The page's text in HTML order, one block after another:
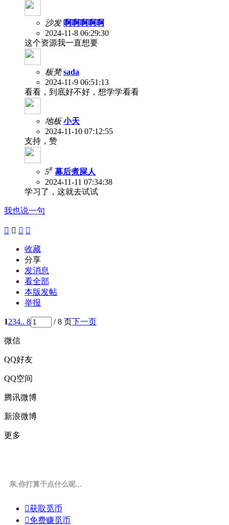
沙发 啊啊啊啊啊
2024-11-8 06:29:30
这个资源我一直想要
板凳 sada
2024-11-9 06:51:13
看看，到底好不好，想学学看看
地板 小天
2024-11-10 07:12:55
支持，赞
5# 幕后煮屎人
2024-11-11 07:34:38
学习了，这就去试试
我也说一句
   
收藏
分享
发消息
看全部
本版发帖
举报
1234.. 8 / 8 页下一页
微信
QQ好友
QQ空间
腾讯微博
新浪微博
更多
亲,你打算干点什么呢...
获取觅币
免费赚觅币